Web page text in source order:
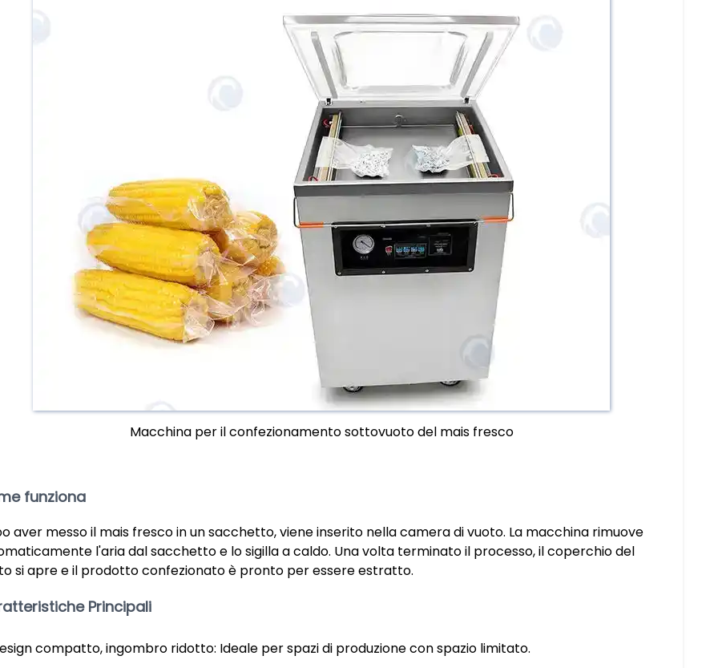
Macchina per il confezionamento sottovuoto del mais fresco
funziona
aver messo il mais fresco in un sacchetto, viene inserito nella camera di vuoto. La macchina rimuove
l'aria dal sacchetto e lo sigilla a caldo. Una volta terminato il processo, il coperchio del
si apre e il prodotto confezionato è pronto per essere estratto.
Principali
compatto, ingombro ridotto: Ideale per spazi di produzione con spazio limitato.